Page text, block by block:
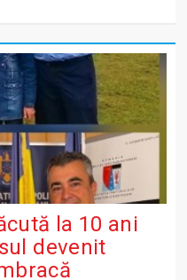
la 10 ani
devenit